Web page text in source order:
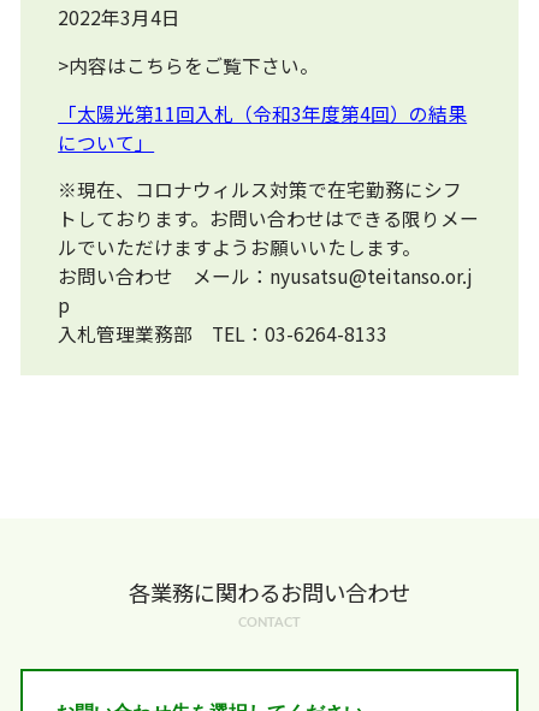
2022年3月4日
>内容はこちらをご覧下さい。
「太陽光第11回入札（令和3年度第4回）の結果
について」
※現在、コロナウィルス対策で在宅勤務にシフ
トしております。お問い合わせはできる限りメー
ルでいただけますようお願いいたします。
お問い合わせ メール：nyusatsu@teitanso.or.j
p
入札管理業務部 TEL：03-6264-8133
各業務に関わるお問い合わせ
CONTACT